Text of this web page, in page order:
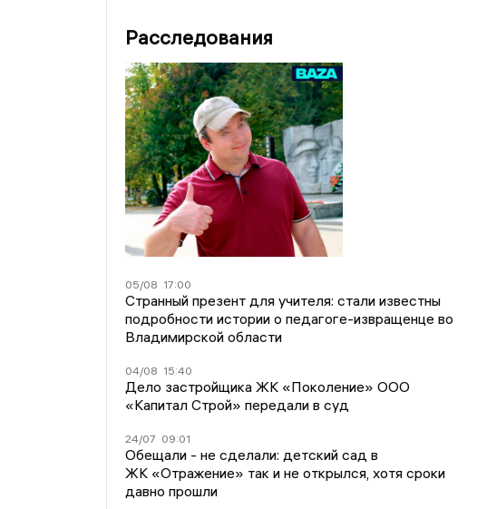
Расследования
05/08 17:00
Странный презент для учителя: стали известны
подробности истории о педагоге-извращенце во
Владимирской области
04/08 15:40
Дело застройщика ЖК «Поколение» ООО
«Капитал Строй» передали в суд
24/07 09:01
Обещали - не сделали: детский сад в
ЖК «Отражение» так и не открылся, хотя сроки
давно прошли